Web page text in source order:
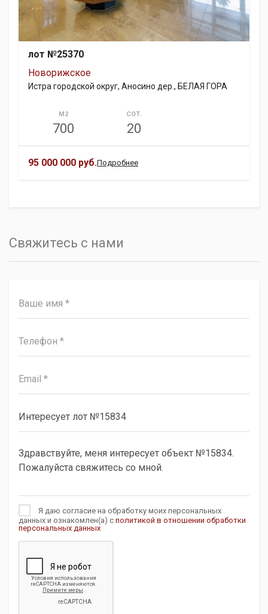
лот №25370
Новорижское
Истра городской округ, Аносино дер., БЕЛАЯ ГОРА
М2
700
СОТ.
20
95 000 000 руб.Подробнее
Свяжитесь с нами
Я даю согласие на обработку моих персональных
данных и ознакомлен(а) с политикой в отношении обработки
персональных данных